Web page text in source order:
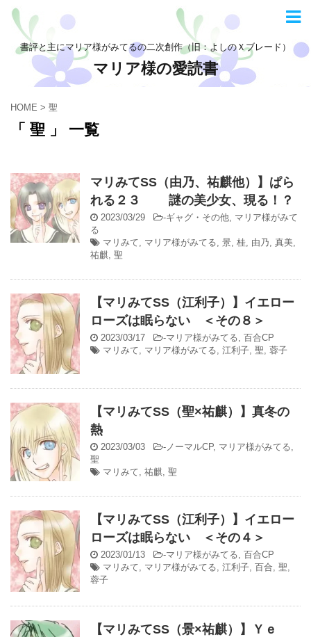
書評と主にマリア様がみてるの二次創作（旧：よしのＸブレード）
マリア様の愛読書
HOME > 聖
「 聖 」 一覧
マリみてSS（由乃、祐麒他）】ぱら
れる２３ 謎の美少女、現る！？
2023/03/29 -ギャグ・その他, マリア様がみて
る
マリみて, マリア様がみてる, 景, 桂, 由乃, 真美,
祐麒, 聖
【マリみてSS（江利子）】イエロー
ローズは眠らない ＜その８＞
2023/03/17 -マリア様がみてる, 百合CP
マリみて, マリア様がみてる, 江利子, 聖, 蓉子
【マリみてSS（聖×祐麒）】真冬の
熱
2023/03/03 - ノーマルCP, マリア様がみてる,
聖
マリみて, 祐麒, 聖
【マリみてSS（江利子）】イエロー
ローズは眠らない ＜その４＞
2023/01/13 -マリア様がみてる, 百合CP
マリみて, マリア様がみてる, 江利子, 百合, 聖,
蓉子
【マリみてSS（景×祐麒）】Ｙｅ